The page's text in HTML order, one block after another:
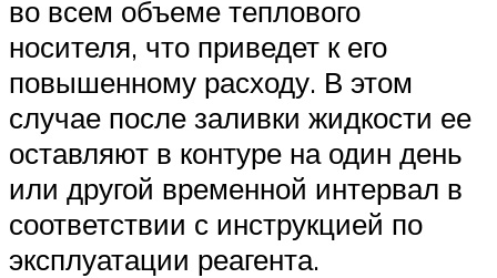
во всем объеме теплового
носителя, что приведет к его
повышенному расходу. В этом
случае после заливки жидкости ее
оставляют в контуре на один день
или другой временной интервал в
соответствии с инструкцией по
эксплуатации реагента.